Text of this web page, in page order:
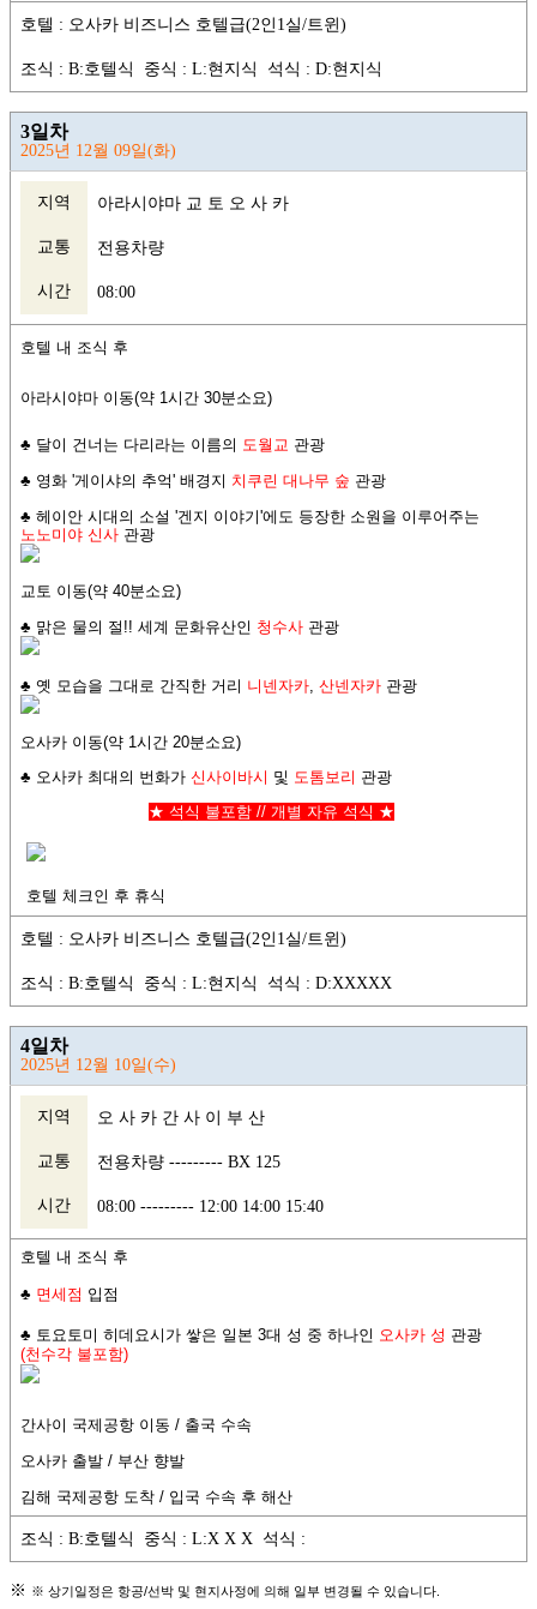
호텔 : 오사카 비즈니스 호텔급(2인1실/트윈)
조식 : B:호텔식 중식 : L:현지식 석식 : D:현지식
3일차
2025년 12월 09일(화)
지역 아라시야마 교 토 오 사 카
교통 전용차량
시간 08:00
호텔 내 조식 후
아라시야마 이동(약 1시간 30분소요)
♣ 달이 건너는 다리라는 이름의 도월교 관광
♣ 영화 '게이샤의 추억' 배경지 치쿠린 대나무 숲 관광
♣ 헤이안 시대의 소설 '겐지 이야기'에도 등장한 소원을 이루어주는
노노미야 신사 관광
교토 이동(약 40분소요)
♣ 맑은 물의 절!! 세계 문화유산인 청수사 관광
♣ 옛 모습을 그대로 간직한 거리 니넨자카, 산넨자카 관광
오사카 이동(약 1시간 20분소요)
♣ 오사카 최대의 번화가 신사이바시 및 도톰보리 관광
★ 석식 불포함 // 개별 자유 석식 ★
호텔 체크인 후 휴식
호텔 : 오사카 비즈니스 호텔급(2인1실/트윈)
조식 : B:호텔식 중식 : L:현지식 석식 : D:XXXXX
4일차
2025년 12월 10일(수)
지역 오 사 카 간 사 이 부 산
교통 전용차량 --------- BX 125
시간 08:00 --------- 12:00 14:00 15:40
호텔 내 조식 후
♣ 면세점 입점
♣ 토요토미 히데요시가 쌓은 일본 3대 성 중 하나인 오사카 성 관광
(천수각 불포함)
간사이 국제공항 이동 / 출국 수속
오사카 출발 / 부산 향발
김해 국제공항 도착 / 입국 수속 후 해산
조식 : B:호텔식 중식 : L:X X X 석식 :
※ ※ 상기일정은 항공/선박 및 현지사정에 의해 일부 변경될 수 있습니다.